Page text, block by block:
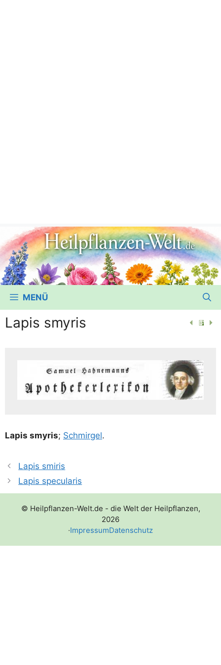
MENÜ
Lapis smyris
Lapis smy­ris; Schmir­gel.
Lapis smiris
Lapis specularis
© Heilpflanzen-Welt.de - die Welt der Heilpflanzen,
2026
·ImpressumDatenschutz